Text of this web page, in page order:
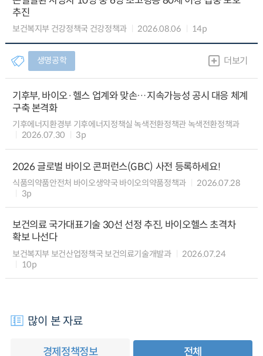
추진
보건복지부 건강정책국 건강정책과 2026.08.06 14p
생명공학 더보기
기후부, 바이오·헬스 업계와 맞손…지속가능성 공시 대응 체계
구축 본격화
기후에너지환경부 기후에너지정책실 녹색전환정책관 녹색전환정책과
2026.07.30
3p
2026 글로벌 바이오 콘퍼런스(GBC) 사전 등록하세요!
식품의약품안전처 바이오생약국 바이오의약품정책과
2026.07.28
3p
보건의료 국가대표기술 30선 선정 추진, 바이오헬스 초격차
확보 나선다
보건복지부 보건산업정책국 보건의료기술개발과
2026.07.24
10p
많이 본 자료
경제정책정보 전체